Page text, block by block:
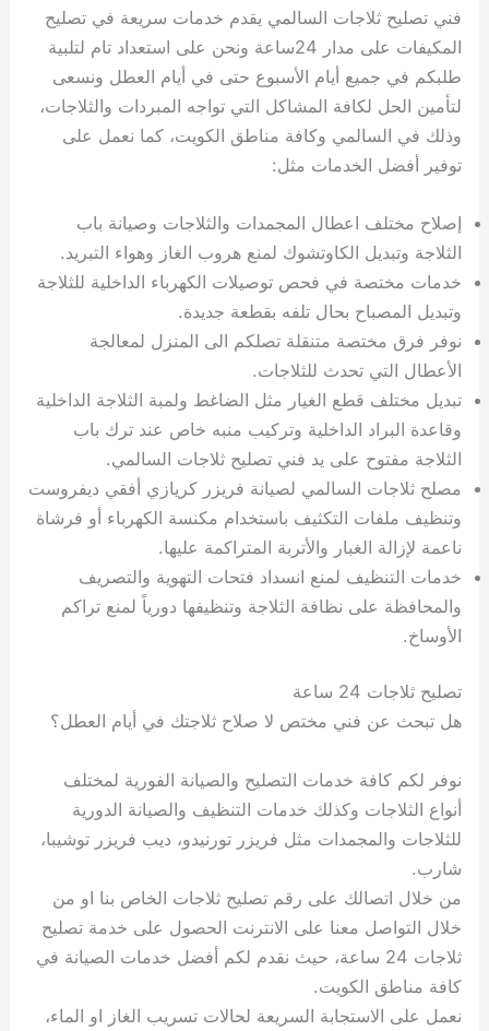
فني تصليح ثلاجات السالمي يقدم خدمات سريعة في تصليح
المكيفات على مدار 24ساعة ونحن على استعداد تام لتلبية
طلبكم في جميع أيام الأسبوع حتى في أيام العطل ونسعى
لتأمين الحل لكافة المشاكل التي تواجه المبردات والثلاجات،
وذلك في السالمي وكافة مناطق الكويت، كما نعمل على
توفير أفضل الخدمات مثل:
إصلاح مختلف اعطال المجمدات والثلاجات وصيانة باب
الثلاجة وتبديل الكاوتشوك لمنع هروب الغاز وهواء التبريد.
خدمات مختصة في فحص توصيلات الكهرباء الداخلية للثلاجة
وتبديل المصباح بحال تلفه بقطعة جديدة.
نوفر فرق مختصة متنقلة تصلكم الى المنزل لمعالجة
الأعطال التي تحدث للثلاجات.
تبديل مختلف قطع الغيار مثل الضاغط ولمبة الثلاجة الداخلية
وقاعدة البراد الداخلية وتركيب منبه خاص عند ترك باب
الثلاجة مفتوح على يد فني تصليح ثلاجات السالمي.
مصلح ثلاجات السالمي لصيانة فريزر كريازي أفقي ديفروست
وتنظيف ملفات التكثيف باستخدام مكنسة الكهرباء أو فرشاة
ناعمة لإزالة الغبار والأتربة المتراكمة عليها.
خدمات التنظيف لمنع انسداد فتحات التهوية والتصريف
والمحافظة على نظافة الثلاجة وتنظيفها دورياً لمنع تراكم
الأوساخ.
تصليح ثلاجات 24 ساعة
هل تبحث عن فني مختص لا صلاح ثلاجتك في أيام العطل؟
نوفر لكم كافة خدمات التصليح والصيانة الفورية لمختلف
أنواع الثلاجات وكذلك خدمات التنظيف والصيانة الدورية
للثلاجات والمجمدات مثل فريزر تورنيدو، ديب فريزر توشيبا،
شارب.
من خلال اتصالك على رقم تصليح ثلاجات الخاص بنا او من
خلال التواصل معنا على الانترنت الحصول على خدمة تصليح
ثلاجات 24 ساعة، حيث نقدم لكم أفضل خدمات الصيانة في
كافة مناطق الكويت.
نعمل على الاستجابة السريعة لحالات تسريب الغاز او الماء،